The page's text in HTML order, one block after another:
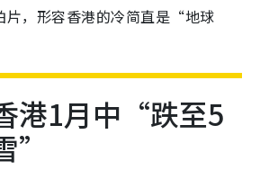
片，形容香港的冷简直是“地球
港1月中“跌至5
”